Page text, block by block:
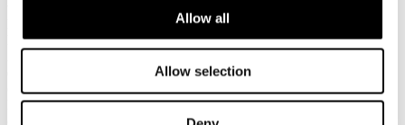
Allow all
Allow selection
Per intercettare questa nuova sensibilità dei viaggiatori, Skyscanner
ha stilato la classifica delle 5 mete meno conosciute dagli italiani nel
2025: una guida per chi desidera scoprire luoghi autentici, lontani
dai circuiti turistici di massa e – perché no – anche dai propri
connazionali.
Dai paesaggi vulcanici e rigogliosi di Madeira, alle coste soleggiate
di Argostoli, e al fascino mediterraneo di Larnaca, queste